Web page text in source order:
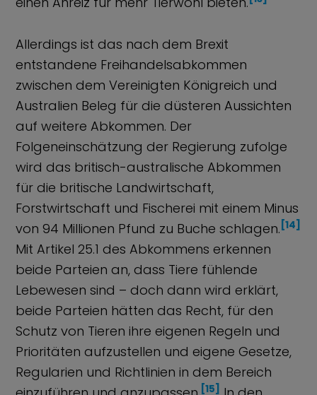
Allerdings ist das nach dem Brexit
entstandene Freihandelsabkommen
zwischen dem Vereinigten Königreich und
Australien Beleg für die düsteren Aussichten
auf weitere Abkommen. Der
Folgeneinschätzung der Regierung zufolge
wird das britisch-australische Abkommen
für die britische Landwirtschaft,
Forstwirtschaft und Fischerei mit einem Minus
von 94 Millionen Pfund zu Buche schlagen. [14]
Mit Artikel 25.1 des Abkommens erkennen
beide Parteien an, dass Tiere fühlende
Lebewesen sind – doch dann wird erklärt,
beide Parteien hätten das Recht, für den
Schutz von Tieren ihre eigenen Regeln und
Prioritäten aufzustellen und eigene Gesetze,
Regularien und Richtlinien in dem Bereich
[15]